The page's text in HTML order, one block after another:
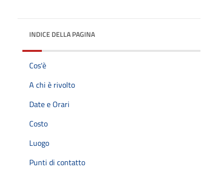
INDICE DELLA PAGINA
Cos'è
A chi è rivolto
Date e Orari
Costo
Luogo
Punti di contatto